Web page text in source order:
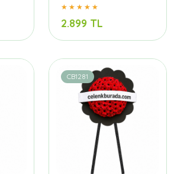
2.899 TL
CB1281